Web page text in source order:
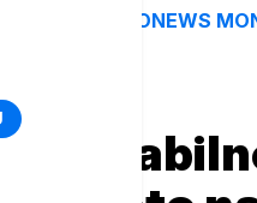
EURONEWS